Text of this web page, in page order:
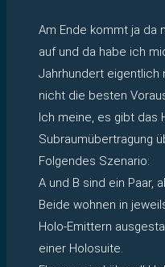
Am Ende kommt ja da
auf und da habe ich
Jahrhundert eigentlich
nicht die besten
Ich meine, es gibt das
Subraumübertragung
Folgendes Szenario:
A und B sind ein Paar,
Beide wohnen in
Holo-Emittern
einer Holosuite.